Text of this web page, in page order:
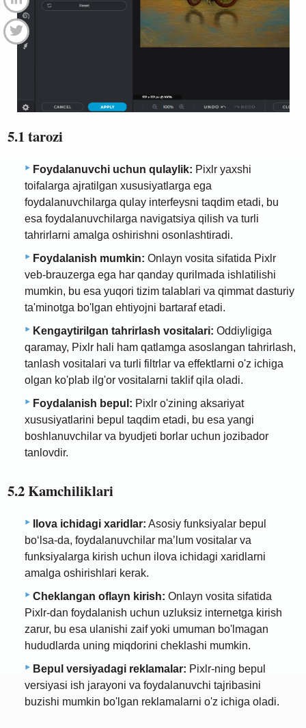
5.1 tarozi
Foydalanuvchi uchun qulaylik: Pixlr yaxshi
toifalarga ajratilgan xususiyatlarga ega
foydalanuvchilarga qulay interfeysni taqdim etadi, bu
esa foydalanuvchilarga navigatsiya qilish va turli
tahrirlarni amalga oshirishni osonlashtiradi.
Foydalanish mumkin: Onlayn vosita sifatida Pixlr
veb-brauzerga ega har qanday qurilmada ishlatilishi
mumkin, bu esa yuqori tizim talablari va qimmat dasturiy
ta'minotga bo'lgan ehtiyojni bartaraf etadi.
Kengaytirilgan tahrirlash vositalari: Oddiyligiga
qaramay, Pixlr hali ham qatlamga asoslangan tahrirlash,
tanlash vositalari va turli filtrlar va effektlarni o'z ichiga
olgan ko'plab ilg'or vositalarni taklif qila oladi.
Foydalanish bepul: Pixlr o'zining aksariyat
xususiyatlarini bepul taqdim etadi, bu esa yangi
boshlanuvchilar va byudjeti borlar uchun jozibador
tanlovdir.
5.2 Kamchiliklari
Ilova ichidagi xaridlar: Asosiy funksiyalar bepul
boʻlsa-da, foydalanuvchilar maʼlum vositalar va
funksiyalarga kirish uchun ilova ichidagi xaridlarni
amalga oshirishlari kerak.
Cheklangan oflayn kirish: Onlayn vosita sifatida
Pixlr-dan foydalanish uchun uzluksiz internetga kirish
zarur, bu esa ulanishi zaif yoki umuman bo'lmagan
hududlarda uning miqdorini cheklashi mumkin.
Bepul versiyadagi reklamalar: Pixlr-ning bepul
versiyasi ish jarayoni va foydalanuvchi tajribasini
buzishi mumkin bo'lgan reklamalarni o'z ichiga oladi.